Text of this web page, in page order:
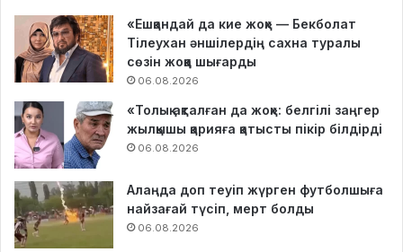
«Ешқандай да кие жоқ» — Бекболат
Тілеухан әншілердің сахна туралы
сөзін жоққа шығарды
06.08.2026
«Толық ақталған да жоқ»: белгілі заңгер
жылқышы қарияға қатысты пікір білдірді
06.08.2026
Алаңда доп теуіп жүрген футболшыға
найзағай түсіп, мерт болды
06.08.2026